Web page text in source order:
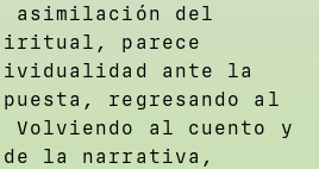
del
parece
ante la
regresando al
Volviendo al cuento y
de la narrativa,